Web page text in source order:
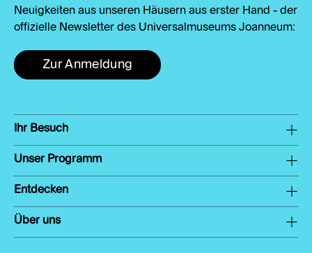
Neuigkeiten aus unseren Häusern aus erster Hand - der
offizielle Newsletter des Universalmuseums Joanneum:
Zur Anmeldung
Ihr Besuch
Unser Programm
Entdecken
Über uns